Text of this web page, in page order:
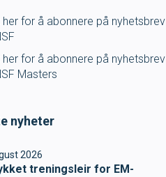
her for å abonnere på nyhetsbrev
her for å abonnere på nyhetsbrev
Masters
nyheter
2026
treningsleir for EM-